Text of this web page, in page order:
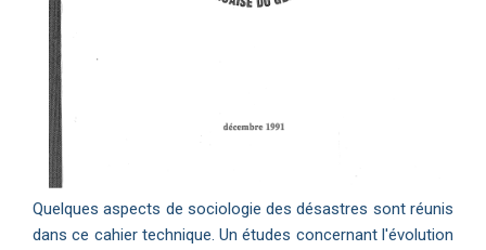
Quelques aspects de sociologie des désastres sont réunis
dans ce cahier technique. Un études concernant l'évolution